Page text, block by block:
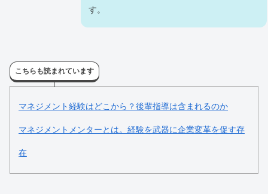
す。
こちらも読まれています
マネジメント経験はどこから？後輩指導は含まれるのか
マネジメントメンターとは。経験を武器に企業変革を促す存
在